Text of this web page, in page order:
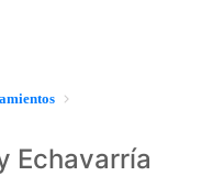
Echavarría